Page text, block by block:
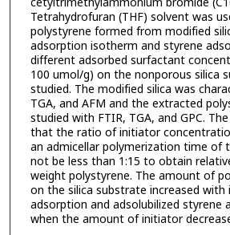
Tetrahydrofuran (THF) solvent was
polystyrene formed from modified
adsorption isotherm and styrene
different adsorbed surfactant
100 umol/g) on the nonporous silica
studied. The modified silica was
TGA, and AFM and the extracted
studied with FTIR, TGA, and GPC.
that the ratio of initiator
an admicellar polymerization time of
not be less than 1:15 to obtain
weight polystyrene. The amount of
on the silica substrate increased with
adsorption and adsolubilized styrene
when the amount of initiator